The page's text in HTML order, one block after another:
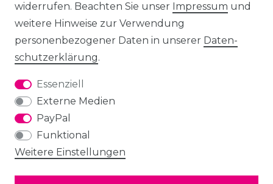
widerrufen. Beachten Sie unser Impressum und
weitere Hinweise zur Verwendung
personenbezogener Daten in unserer Daten­
schutz­erklärung.
Essenziell
Externe Medien
PayPal
Funktional
Weitere Einstellungen